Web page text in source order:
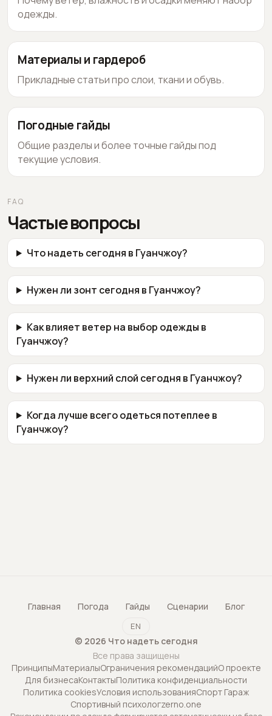
одежды.
Материалы и гардероб
Прикладные статьи про слои, ткани и обувь.
Погодные гайды
Общие разделы и более точные гайды под
текущие условия.
FAQ
Частые вопросы
Что надеть сегодня в Гуанчжоу?
Нужен ли зонт сегодня в Гуанчжоу?
Как влияет ветер на выбор одежды в
Гуанчжоу?
Нужен ли верхний слой сегодня в Гуанчжоу?
Когда лучше всего одеться потеплее в
Гуанчжоу?
Главная Погода Гайды Сценарии Блог
EN
© 2026 Что надеть сегодня
Все права защищены
ПринципыМатериалыОграничения рекомендацийО проекте
Для бизнесаКонтактыПолитика конфиденциальности
Политика cookiesУсловия использованияСпорт Гараж
Спортивный психологzerno.one